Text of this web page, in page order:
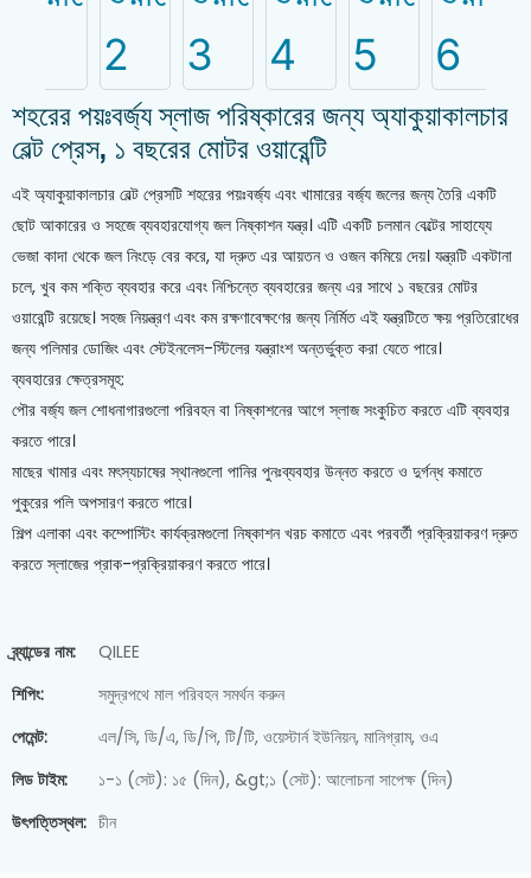
শহরের পয়ঃবর্জ্য স্লাজ পরিষ্কারের জন্য অ্যাকুয়াকালচার
বেল্ট প্রেস, ১ বছরের মোটর ওয়ারেন্টি
এই অ্যাকুয়াকালচার বেল্ট প্রেসটি শহরের পয়ঃবর্জ্য এবং খামারের বর্জ্য জলের জন্য তৈরি একটি
ছোট আকারের ও সহজে ব্যবহারযোগ্য জল নিষ্কাশন যন্ত্র। এটি একটি চলমান বেল্টের সাহায্যে
ভেজা কাদা থেকে জল নিংড়ে বের করে, যা দ্রুত এর আয়তন ও ওজন কমিয়ে দেয়। যন্ত্রটি একটানা
চলে, খুব কম শক্তি ব্যবহার করে এবং নিশ্চিন্তে ব্যবহারের জন্য এর সাথে ১ বছরের মোটর
ওয়ারেন্টি রয়েছে। সহজ নিয়ন্ত্রণ এবং কম রক্ষণাবেক্ষণের জন্য নির্মিত এই যন্ত্রটিতে ক্ষয় প্রতিরোধের
জন্য পলিমার ডোজিং এবং স্টেইনলেস-স্টিলের যন্ত্রাংশ অন্তর্ভুক্ত করা যেতে পারে।
ব্যবহারের ক্ষেত্রসমূহ:
পৌর বর্জ্য জল শোধনাগারগুলো পরিবহন বা নিষ্কাশনের আগে স্লাজ সংকুচিত করতে এটি ব্যবহার
করতে পারে।
মাছের খামার এবং মৎস্যচাষের স্থানগুলো পানির পুনঃব্যবহার উন্নত করতে ও দুর্গন্ধ কমাতে
পুকুরের পলি অপসারণ করতে পারে।
শিল্প এলাকা এবং কম্পোস্টিং কার্যক্রমগুলো নিষ্কাশন খরচ কমাতে এবং পরবর্তী প্রক্রিয়াকরণ দ্রুত
করতে স্লাজের প্রাক-প্রক্রিয়াকরণ করতে পারে।
ব্র্যান্ডের নাম:
QILEE
শিপিং:
সমুদ্রপথে মাল পরিবহন সমর্থন করুন
পেমেন্ট:
এল/সি, ডি/এ, ডি/পি, টি/টি, ওয়েস্টার্ন ইউনিয়ন, মানিগ্রাম, ওএ
লিড টাইম:
১-১ (সেট): ১৫ (দিন), &gt;১ (সেট): আলোচনা সাপেক্ষ (দিন)
উৎপত্তিস্থল: চীন